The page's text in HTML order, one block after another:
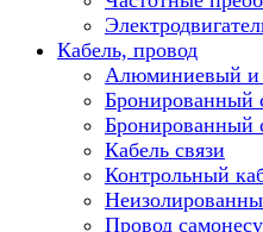
Кабель, провод
Алюминиевый и
Бронированный
Бронированный
Кабель связи
Контрольный
Провод